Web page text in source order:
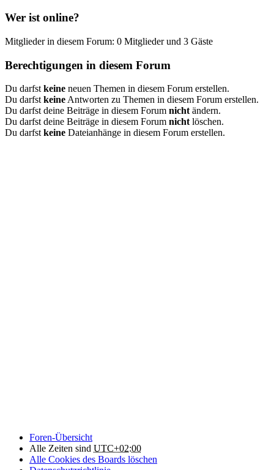
Wer ist online?
Mitglieder in diesem Forum: 0 Mitglieder und 3 Gäste
Berechtigungen in diesem Forum
Du darfst keine neuen Themen in diesem Forum erstellen.
Du darfst keine Antworten zu Themen in diesem Forum erstellen.
Du darfst deine Beiträge in diesem Forum nicht ändern.
Du darfst deine Beiträge in diesem Forum nicht löschen.
Du darfst keine Dateianhänge in diesem Forum erstellen.
Foren-Übersicht
Alle Zeiten sind UTC+02:00
Alle Cookies des Boards löschen